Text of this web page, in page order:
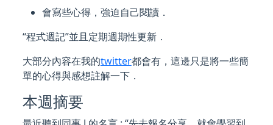
會寫些心得，強迫自己閱讀．
“程式週記”並且定期週期性更新．
大部分內容在我的twitter都會有，這邊只是將一些簡
單的心得與感想註解一下．
本週摘要